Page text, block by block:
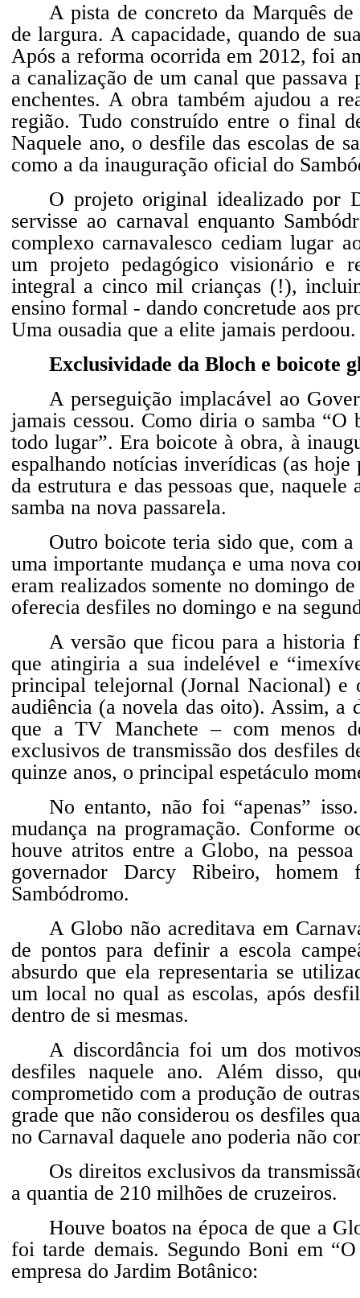
A pista de concreto da Marquês
de largura. A capacidade, quando de
Após a reforma ocorrida em 2012, foi
a canalização de um canal que
enchentes. A obra também ajudou a
região. Tudo construído entre o final
Naquele ano, o desfile das escolas de
como a da inauguração oficial do
O projeto original idealizado por
servisse ao carnaval enquanto
complexo carnavalesco cediam lugar
um projeto pedagógico visionário e
integral a cinco mil crianças (!),
ensino formal - dando concretude aos
Uma ousadia que a elite jamais perdoou.
Exclusividade da Bloch e boicote
A perseguição implacável ao
jamais cessou. Como diria o samba
todo lugar”. Era boicote à obra, à
espalhando notícias inverídicas (as hoje
da estrutura e das pessoas que,
samba na nova passarela.
Outro boicote teria sido que, com
uma importante mudança e uma nova
eram realizados somente no domingo
oferecia desfiles no domingo e na
A versão que ficou para a historia
que atingiria a sua indelével e
principal telejornal (Jornal Nacional) e
audiência (a novela das oito). Assim, a
que a TV Manchete – com menos
exclusivos de transmissão dos desfiles
quinze anos, o principal espetáculo
No entanto, não foi “apenas”
mudança na programação. Conforme
houve atritos entre a Globo, na
governador Darcy Ribeiro,
Sambódromo.
A Globo não acreditava em
de pontos para definir a escola
absurdo que ela representaria se
um local no qual as escolas, após
dentro de si mesmas.
A discordância foi um dos
desfiles naquele ano. Além disso,
comprometido com a produção de
grade que não considerou os desfiles
no Carnaval daquele ano poderia não
Os direitos exclusivos da
a quantia de 210 milhões de cruzeiros.
Houve boatos na época de que a
foi tarde demais. Segundo Boni em
empresa do Jardim Botânico: